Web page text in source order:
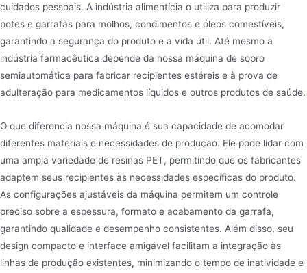
cuidados pessoais. A indústria alimentícia o utiliza para produzir
potes e garrafas para molhos, condimentos e óleos comestíveis,
garantindo a segurança do produto e a vida útil. Até mesmo a
indústria farmacêutica depende da nossa máquina de sopro
semiautomática para fabricar recipientes estéreis e à prova de
adulteração para medicamentos líquidos e outros produtos de saúde.
O que diferencia nossa máquina é sua capacidade de acomodar
diferentes materiais e necessidades de produção. Ele pode lidar com
uma ampla variedade de resinas PET, permitindo que os fabricantes
adaptem seus recipientes às necessidades específicas do produto.
As configurações ajustáveis da máquina permitem um controle
preciso sobre a espessura, formato e acabamento da garrafa,
garantindo qualidade e desempenho consistentes. Além disso, seu
design compacto e interface amigável facilitam a integração às
linhas de produção existentes, minimizando o tempo de inatividade e